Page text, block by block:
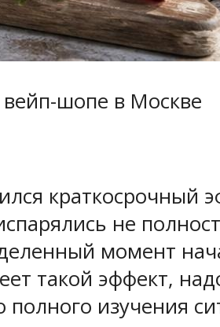
вейп-шопе в Москве
краткосрочный
не
момент
такой эффект,
изучения